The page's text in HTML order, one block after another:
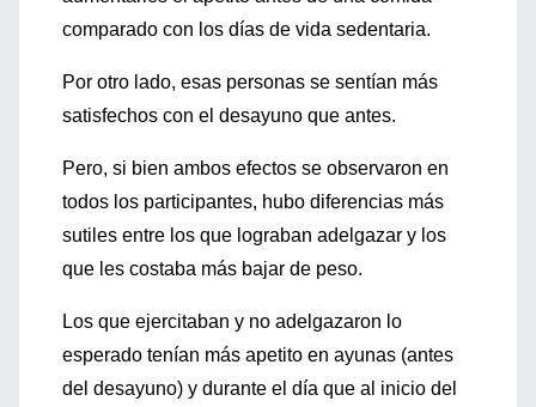
comparado con los días de vida sedentaria.
Por otro lado, esas personas se sentían más
satisfechos con el desayuno que antes.
Pero, si bien ambos efectos se observaron en
todos los participantes, hubo diferencias más
sutiles entre los que lograban adelgazar y los
que les costaba más bajar de peso.
Los que ejercitaban y no adelgazaron lo
esperado tenían más apetito en ayunas (antes
del desayuno) y durante el día que al inicio del